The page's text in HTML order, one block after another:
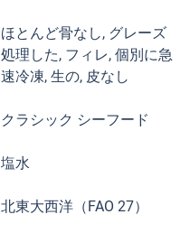
ほとんど骨なし, グレーズ
処理した, フィレ, 個別に急
速冷凍, 生の, 皮なし
クラシック シーフード
塩水
北東大西洋（FAO 27）